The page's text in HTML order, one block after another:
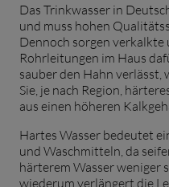
Das Trinkwasser in
und muss hohen
Dennoch sorgen
Rohrleitungen im Haus
sauber den Hahn verlässt,
Sie, je nach Region,
aus einen höheren
Hartes Wasser bedeutet
und Waschmitteln, da
härterem Wasser weniger
wiederum verlängert die